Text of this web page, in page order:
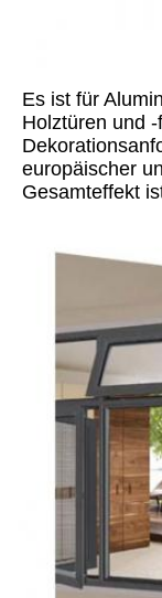
Es ist für
Holztüren und
europäischer
Gesamteffekt